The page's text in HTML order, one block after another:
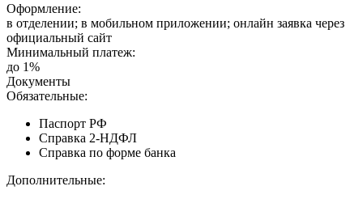
Оформление:
в отделении; в мобильном приложении; онлайн заявка через
официальный сайт
Минимальный платеж:
до 1%
Документы
Обязательные:
Паспорт РФ
Справка 2-НДФЛ
Справка по форме банка
Дополнительные: